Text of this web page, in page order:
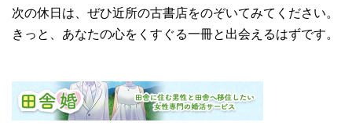
次の休日は、ぜひ近所の古書店をのぞいてみてください。
きっと、あなたの心をくすぐる一冊と出会えるはずです。